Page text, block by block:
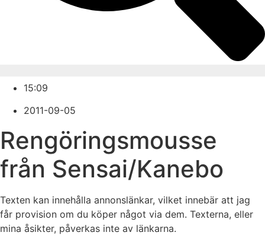
15:09
2011-09-05
Rengöringsmousse
från Sensai/Kanebo
Texten kan innehålla annonslänkar, vilket innebär att jag
får provision om du köper något via dem. Texterna, eller
mina åsikter, påverkas inte av länkarna.